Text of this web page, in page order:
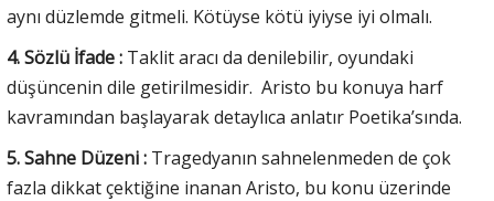
aynı düzlemde gitmeli. Kötüyse kötü iyiyse iyi olmalı.
4. Sözlü İfade : Taklit aracı da denilebilir, oyundaki
düşüncenin dile getirilmesidir. Aristo bu konuya harf
kavramından başlayarak detaylıca anlatır Poetika’sında.
5. Sahne Düzeni : Tragedyanın sahnelenmeden de çok
fazla dikkat çektiğine inanan Aristo, bu konu üzerinde